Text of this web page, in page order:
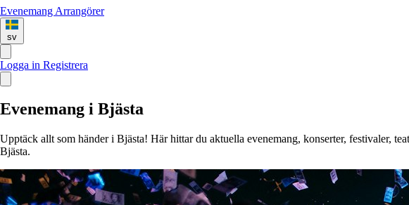
Evenemang Arrangörer
sv
Logga in Registrera
Evenemang i Bjästa
Upptäck allt som händer i Bjästa! Här hittar du aktuella evenemang, konserter, festivaler,
Bjästa.